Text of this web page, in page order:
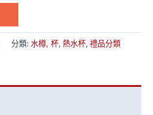
分類: 水樽, 杯, 熱水杯, 禮品分類